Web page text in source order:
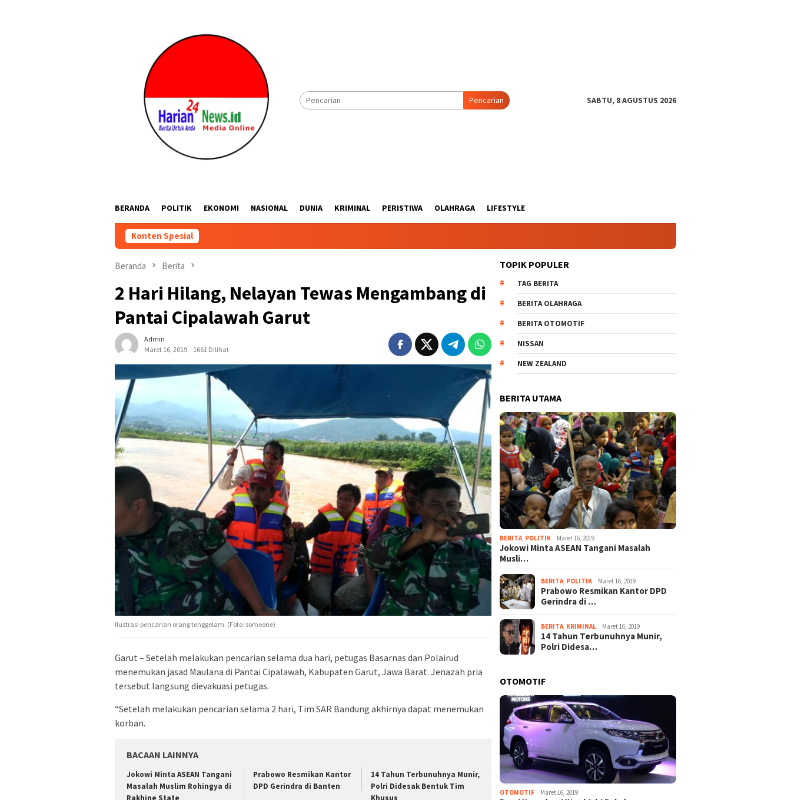
Pencarian SABTU, 8 AGUSTUS 2026
BERANDA POLITIK EKONOMI NASIONAL DUNIA KRIMINAL PERISTIWA OLAHRAGA LIFESTYLE
Konten Spesial
Beranda Berita
2 Hari Hilang, Nelayan Tewas Mengambang di
Pantai Cipalawah Garut
Admin
Maret 16, 2019
1661 Dilihat
Ilustrasi pencarian orang tenggelam. (Foto: someone)
Garut – Setelah melakukan pencarian selama dua hari, petugas Basarnas dan Polairud
menemukan jasad Maulana di Pantai Cipalawah, Kabupaten Garut, Jawa Barat. Jenazah pria
tersebut langsung dievakuasi petugas.
“Setelah melakukan pencarian selama 2 hari, Tim SAR Bandung akhirnya dapat menemukan
korban.
BACAAN LAINNYA
Jokowi Minta ASEAN Tangani
Masalah Muslim Rohingya di
Prabowo Resmikan Kantor
DPD Gerindra di Banten
14 Tahun Terbunuhnya Munir,
Polri Didesak Bentuk Tim
TOPIK POPULER
TAG BERITA
BERITA OLAHRAGA
BERITA OTOMOTIF
NISSAN
NEW ZEALAND
BERITA UTAMA
BERITA, POLITIK Maret 16, 2019
Jokowi Minta ASEAN Tangani Masalah
Musli…
BERITA, POLITIK Maret 16, 2019
Prabowo Resmikan Kantor DPD
Gerindra di …
BERITA, KRIMINAL Maret 16, 2019
14 Tahun Terbunuhnya Munir,
Polri Didesa…
OTOMOTIF
OTOMOTIF Maret 16, 2019